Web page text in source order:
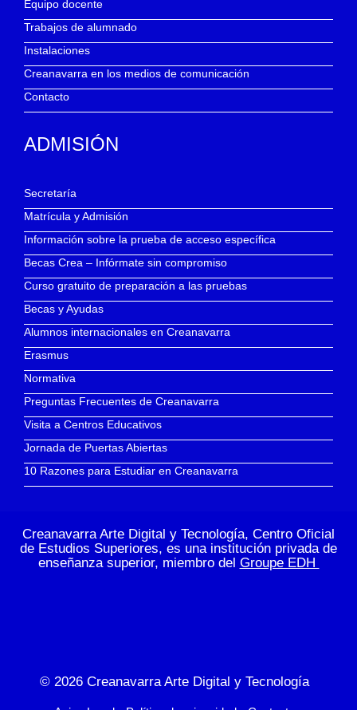
Equipo docente
Trabajos de alumnado
Instalaciones
Creanavarra en los medios de comunicación
Contacto
ADMISIÓN
Secretaría
Matrícula y Admisión
Información sobre la prueba de acceso específica
Becas Crea – Infórmate sin compromiso
Curso gratuito de preparación a las pruebas
Becas y Ayudas
Alumnos internacionales en Creanavarra
Erasmus
Normativa
Preguntas Frecuentes de Creanavarra
Visita a Centros Educativos
Jornada de Puertas Abiertas
10 Razones para Estudiar en Creanavarra
Creanavarra Arte Digital y Tecnología, Centro Oficial
de Estudios Superiores, es una institución privada de
enseñanza superior, miembro del Groupe EDH
© 2026 Creanavarra Arte Digital y Tecnología